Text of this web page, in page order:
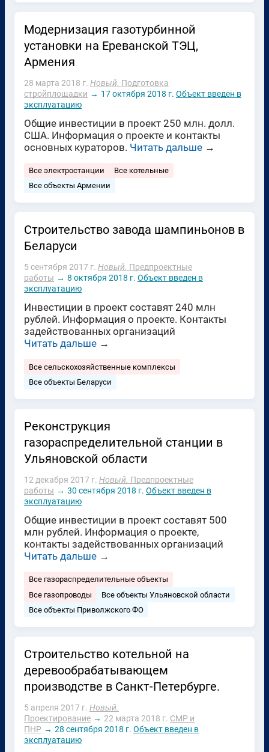
Модернизация газотурбинной
установки на Ереванской ТЭЦ,
Армения
28 марта 2018 г. Новый. Подготовка
стройплощадки → 17 октября 2018 г. Объект введен в
эксплуатацию
Общие инвестиции в проект 250 млн. долл.
США. Информация о проекте и контакты
основных кураторов. Читать дальше →
Все электростанции
Все котельные
Все объекты Армении
Строительство завода шампиньонов в
Беларуси
5 сентября 2017 г. Новый. Предпроектные
работы → 8 октября 2018 г. Объект введен в
эксплуатацию
Инвестиции в проект составят 240 млн
рублей. Информация о проекте. Контакты
задействованных организаций
Читать дальше →
Все сельскохозяйственные комплексы
Все объекты Беларуси
Реконструкция
газораспределительной станции в
Ульяновской области
12 декабря 2017 г. Новый. Предпроектные
работы → 30 сентября 2018 г. Объект введен в
эксплуатацию
Общие инвестиции в проект составят 500
млн рублей. Информация о проекте,
контакты задействованных организаций
Читать дальше →
Все газораспределительные объекты
Все газопроводы
Все объекты Ульяновской области
Все объекты Приволжского ФО
Строительство котельной на
деревообрабатывающем
производстве в Санкт-Петербурге.
5 апреля 2017 г. Новый.
Проектирование → 22 марта 2018 г. СМР и
ПНР → 28 сентября 2018 г. Объект введен в
эксплуатацию